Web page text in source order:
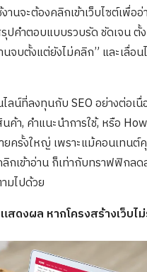
านจะต้องคลิกเข้าเว็บไซต์เพื่อ
ปคำตอบแบบรวบรัด ชัดเจน ตั้
นจบตั้งแต่ยังไม่คลิก” และเลื่อ
ลน์ที่ลงทุนกับ SEO อย่างต่อเนื่
ค้า, คำแนะนำการใช้, หรือ
ยครั้งใหญ่ เพราะแม้คอนเทน
กเข้าอ่าน ก็เท่ากับทราฟฟิกลด
มไปด้วย
สดงผล หากโครงสร้างเว็บไ